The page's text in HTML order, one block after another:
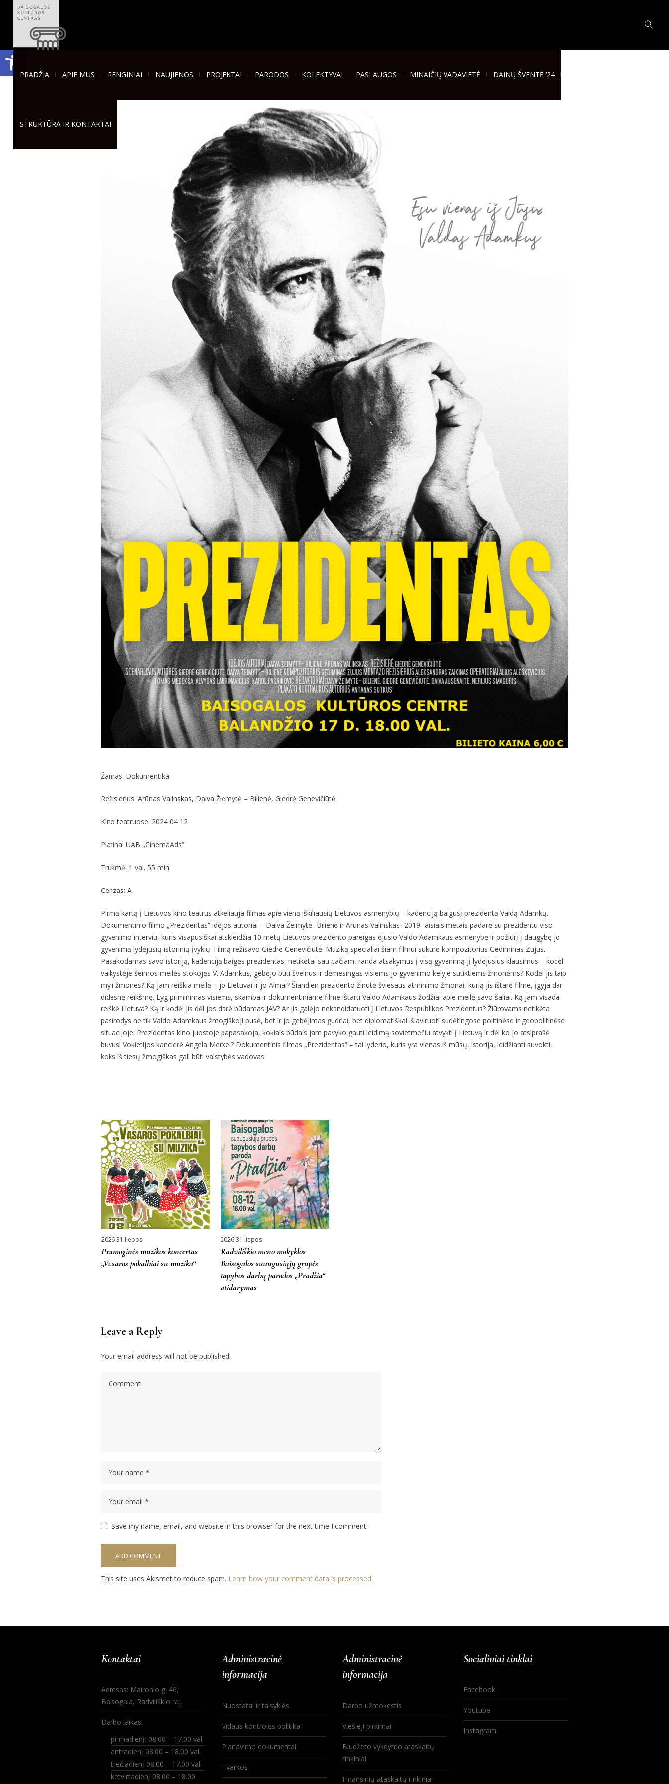
Open toolbar
PRADŽIA APIE MUS RENGINIAI NAUJIENOS PROJEKTAI PARODOS KOLEKTYVAI PASLAUGOS MINAIČIŲ VADAVIETĖ DAINŲ ŠVENTĖ ’24
STRUKTŪRA IR KONTAKTAI
Žanras: Dokumentika
Režisierius: Arūnas Valinskas, Daiva Žiemytė – Bilienė, Giedrė Genevičiūtė
Kino teatruose: 2024 04 12
Platina: UAB „CinemaAds”
Trukmė: 1 val. 55 min.
Cenzas: A
Pirmą kartą į Lietuvos kino teatrus atkeliauja filmas apie vieną iškiliausių Lietuvos asmenybių – kadenciją baigusį prezidentą Valdą Adamkų.
Dokumentinio filmo „Prezidentas” idėjos autoriai – Daiva Žeimytė- Bilienė ir Arūnas Valinskas- 2019 -aisiais metais padarė su prezidentu viso
gyvenimo interviu, kuris visapusiškai atskleidžia 10 metų Lietuvos prezidento pareigas ėjusio Valdo Adamkaus asmenybę ir požiūrį į daugybę jo
gyvenimą lydėjusių istorinių įvykių. Filmą režisavo Giedrė Genevičiūtė. Muziką specialiai šiam filmui sukūrė kompozitorius Gediminas Zujus.
Pasakodamas savo istoriją, kadenciją baigęs prezidentas, netikėtai sau pačiam, randa atsakymus į visą gyvenimą jį lydėjusius klausimus – kodėl
vaikystėje šeimos meilės stokojęs V. Adamkus, gebėjo būti švelnus ir dėmesingas visiems jo gyvenimo kelyje sutiktiems žmonėms? Kodėl jis taip
myli žmones? Ką jam reiškia meilė – jo Lietuvai ir jo Almai? Šiandien prezidento žinutė šviesaus atminimo žmonai, kurią jis ištarė filme, įgyja dar
didesnę reikšmę. Lyg priminimas visiems, skamba ir dokumentiniame filme ištarti Valdo Adamkaus žodžiai apie meilę savo šaliai. Ką jam visada
reiškė Lietuva? Ką ir kodėl jis dėl jos darė būdamas JAV? Ar jis galėjo nekandidatuoti į Lietuvos Respublikos Prezidentus? Žiūrovams netikėta
pasirodys ne tik Valdo Adamkaus žmogiškoji pusė, bet ir jo gebėjimas gudriai, bet diplomatiškai išlaviruoti sudėtingose politinėse ir geopolitinėse
situacijoje. Prezidentas kino juostoje papasakoja, kokiais būdais jam pavyko gauti leidimą sovietmečiu atvykti į Lietuvą ir dėl ko jo atsiprašė
buvusi Vokietijos kanclerė Angela Merkel? Dokumentinis filmas „Prezidentas” – tai lyderio, kuris yra vienas iš mūsų, istorija, leidžianti suvokti,
koks iš tiesų žmogiškas gali būti valstybės vadovas.
More projects
2026 31 liepos
Pramoginės muzikos koncertas
„Vasaros pokalbiai su muzika“
2026 31 liepos
Radviliškio meno mokyklos
Baisogalos suaugusiųjų grupės
tapybos darbų parodos „Pradžia“
atidarymas
Leave a Reply
Your email address will not be published.
Save my name, email, and website in this browser for the next time I comment.
This site uses Akismet to reduce spam. Learn how your comment data is processed.
Kontaktai
Adresas: Maironio g. 46,
Baisogala, Radviliškio raj.
Darbo laikas:
pirmadienį: 08.00 – 17.00 val.
antradienį 08.00 – 18.00 val.
trečiadienį 08.00 – 17.00 val.
ketvirtadienį 08.00 – 18.00
Administracinė
informacija
Nuostatai ir taisyklės
Vidaus kontrolės politika
Planavimo dokumentai
Tvarkos
Administracinė
informacija
Darbo užmokestis
Viešieji pirkimai
Biudžeto vykdymo ataskaitų
rinkiniai
Finansinių ataskaitų rinkiniai
Socialiniai tinklai
Facebook
Youtube
Instagram